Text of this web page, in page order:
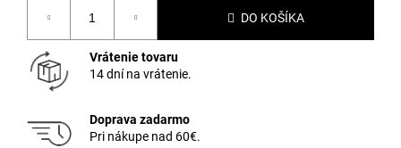
cena:
DO KOŠÍKA
Vrátenie tovaru
14 dní na vrátenie.
Doprava zadarmo
Pri nákupe nad 60€.